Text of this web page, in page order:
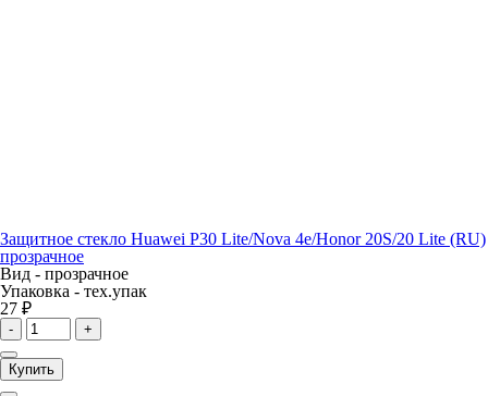
Защитное стекло Huawei P30 Lite/Nova 4e/Honor 20S/20 Lite (RU)
прозрачное
Вид - прозрачное
Упаковка - тех.упак
27 ₽
- +
Купить